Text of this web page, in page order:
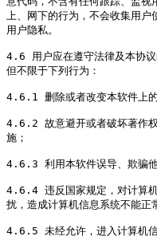
上、网下的行为，不会收集用
用户隐私。
4.6 用户应在遵守法律及本协议
但不限于下列行为：
4.6.1 删除或者改变本软件上的
4.6.2 故意避开或者破坏著作权
施；
4.6.3 利用本软件误导、欺骗他
4.6.4 违反国家规定，对计算机
扰，造成计算机信息系统不能正
4.6.5 未经允许，进入计算机信